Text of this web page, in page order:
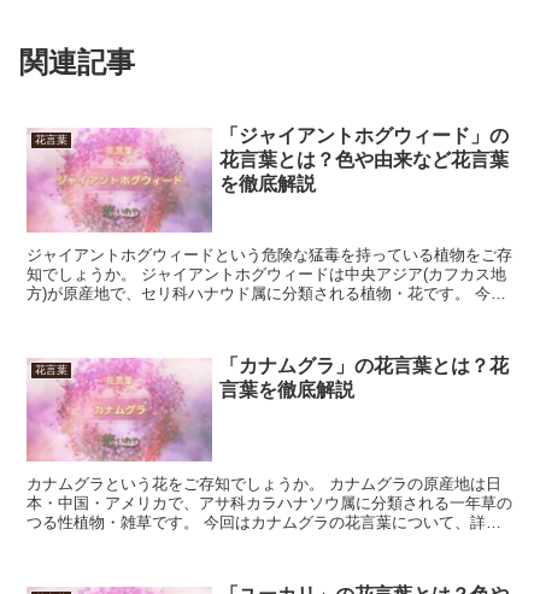
関連記事
花言葉
「ジャイアントホグウィード」の
花言葉とは？色や由来など花言葉
を徹底解説
ジャイアントホグウィードという危険な猛毒を持っている植物をご存
知でしょうか。 ジャイアントホグウィードは中央アジア(カフカス地
方)が原産地で、セリ科ハナウド属に分類される植物・花です。 今回
花言葉
「カナムグラ」の花言葉とは？花
言葉を徹底解説
カナムグラという花をご存知でしょうか。 カナムグラの原産地は日
本・中国・アメリカで、アサ科カラハナソウ属に分類される一年草の
つる性植物・雑草です。 今回はカナムグラの花言葉について、詳し